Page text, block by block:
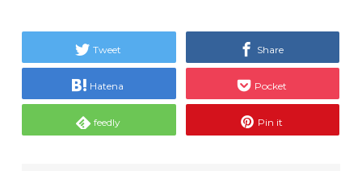
Tweet Share
Hatena Pocket
feedly Pin it